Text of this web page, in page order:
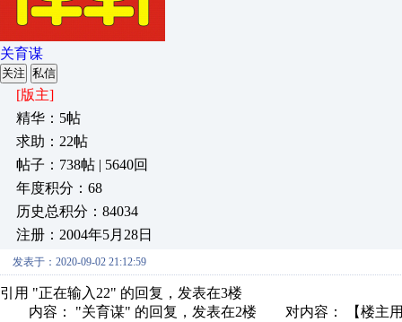
关育谋
关注 私信
[版主]
精华：5帖
求助：22帖
帖子：738帖 | 5640回
年度积分：68
历史总积分：84034
注册：2004年5月28日
发表于：2020-09-02 21:12:59
引用 "正在输入22" 的回复，发表在3楼
内容： "关育谋" 的回复，发表在2楼 对内容： 【楼主用